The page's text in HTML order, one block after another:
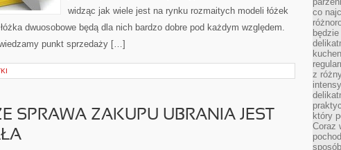
widząc jak wiele jest na rynku rozmaitych modeli łóżek
dwuosobowe będą dla nich bardzo dobre pod każdym względem.
punkt sprzedaży […]
SPRAWA ZAKUPU UBRANIA JEST
co
z
który
Coraz